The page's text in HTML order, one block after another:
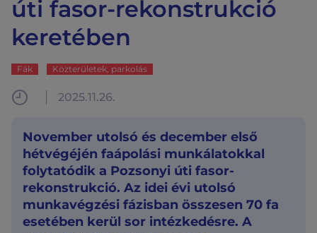
úti fasor-rekonstrukció
keretében
Fák Közterületek, parkolás
2025.11.26.
November utolsó és december első
hétvégéjén faápolási munkálatokkal
folytatódik a Pozsonyi úti fasor-
rekonstrukció. Az idei évi utolsó
munkavégzési fázisban összesen 70 fa
esetében kerül sor intézkedésre. A